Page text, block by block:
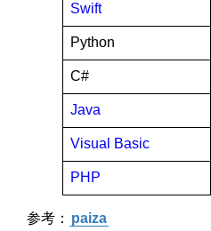
Swift
Python
C#
Java
Visual Basic
PHP
参考： paiza